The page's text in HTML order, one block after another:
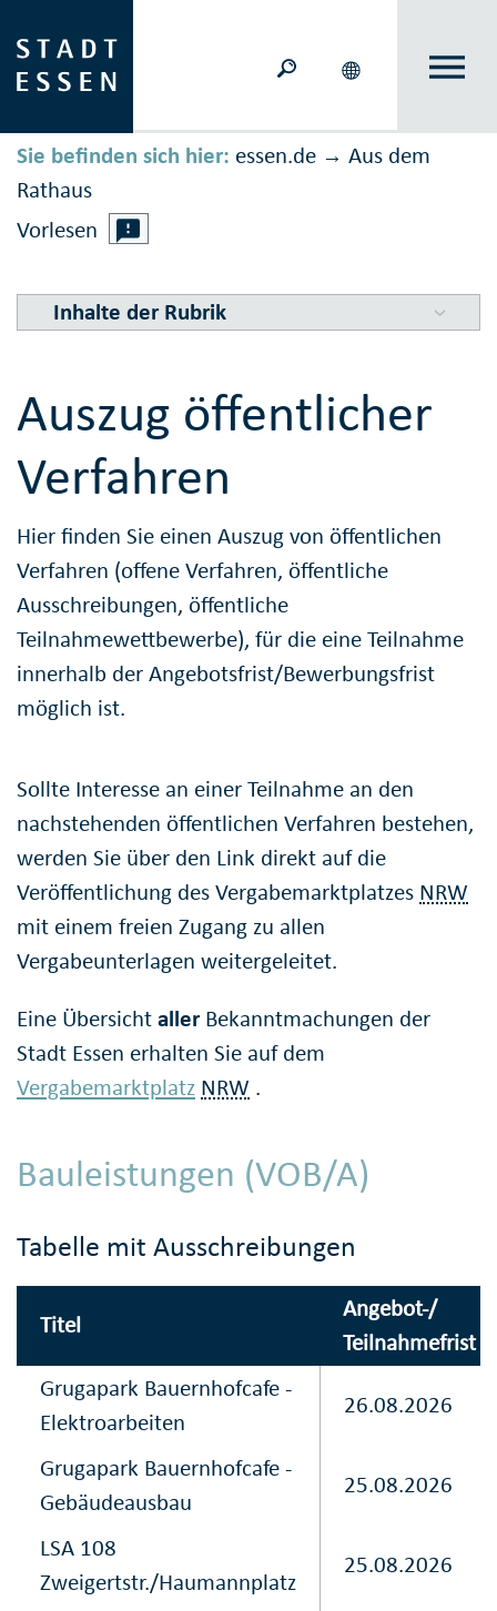
Sie befinden sich hier: essen.de → Aus dem
Rathaus
Vorlesen
Inhalte der Rubrik
Auszug öffentlicher
Verfahren
Hier finden Sie einen Auszug von öffentlichen
Verfahren (offene Verfahren, öffentliche
Ausschreibungen, öffentliche
Teilnahmewettbewerbe), für die eine Teilnahme
innerhalb der Angebotsfrist/Bewerbungsfrist
möglich ist.
Sollte Interesse an einer Teilnahme an den
nachstehenden öffentlichen Verfahren bestehen,
werden Sie über den Link direkt auf die
Veröffentlichung des Vergabemarktplatzes NRW
mit einem freien Zugang zu allen
Vergabeunterlagen weitergeleitet.
Eine ÜbersichtallerBekanntmachungen der
Stadt Essen erhalten Sie auf dem
Vergabemarktplatz NRW .
Bauleistungen (VOB/A)
Tabelle mit Ausschreibungen
Titel
Angebot-/
Teilnahmefrist
Grugapark Bauernhofcafe -
Elektroarbeiten
26.08.2026
Grugapark Bauernhofcafe -
Gebäudeausbau
25.08.2026
LSA 108
Zweigertstr./Haumannplatz
25.08.2026